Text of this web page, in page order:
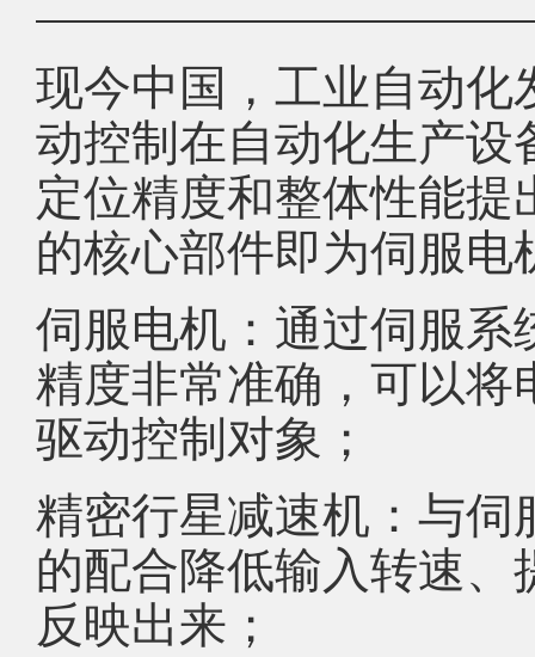
现今中国，工业自动
动控制在自动化生产
定位精度和整体性能
的核心部件即为伺服
伺服电机：通过伺服
精度非常准确，可以
驱动控制对象；
精密行星减速机：与
的配合降低输入转速
反映出来；